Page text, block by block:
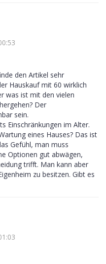
den Artikel sehr
Hauskauf mit 60 wirklich
was ist mit den vielen
Der
sein.
Einschränkungen im Alter.
eines Hauses? Das ist
Gefühl, man muss
Optionen gut abwägen,
trifft. Man kann aber
zu besitzen. Gibt es